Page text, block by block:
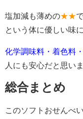
塩加減も薄めの★★
という体に優しい味
化学調味料・着色料
人にも安心だと思いま
総合まとめ
このソフトおせんべ